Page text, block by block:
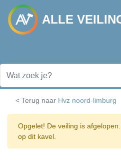
ALLE
< Terug naar Hvz noord-limburg
Opgelet! De veiling is
op dit kavel.